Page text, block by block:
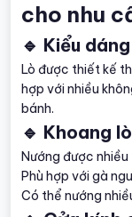
cho nhu
🔹 Kiểu
Lò được thiết kế
hợp với nhiều
bánh.
🔹 Khoang
Nướng được
Phù hợp với gà
Có thể nướng